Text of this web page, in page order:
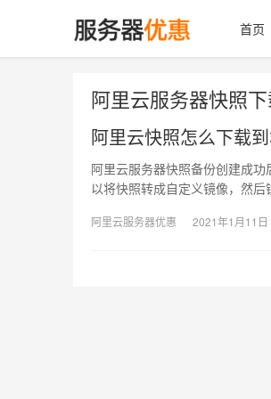
首页
阿里云服务器快照
阿里云快照怎么下载到
阿里云服务器快照备份创建成
以将快照转成自定义镜像，然
阿里云服务器优惠 2021年1月11日